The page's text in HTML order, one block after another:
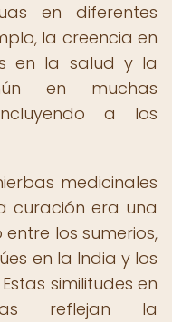
en diferentes
la creencia en
en la salud y la
en muchas
a los
medicinales
curación era una
los sumerios,
en la India y los
similitudes en
reflejan la